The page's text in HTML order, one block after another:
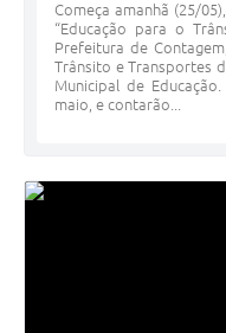
Começa amanhã (25/
“Educação para o
Prefeitura de
Trânsito e Transportes
Municipal de
maio, e contarão...